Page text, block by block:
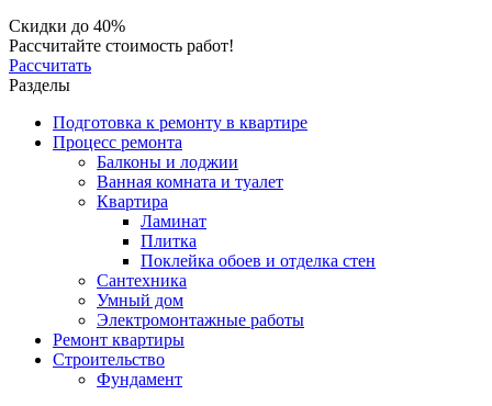
Скидки до 40%
Рассчитайте стоимость работ!
Рассчитать
Разделы
Подготовка к ремонту в квартире
Процесс ремонта
Балконы и лоджии
Ванная комната и туалет
Квартира
Ламинат
Плитка
Поклейка обоев и отделка стен
Сантехника
Умный дом
Электромонтажные работы
Ремонт квартиры
Строительство
Фундамент